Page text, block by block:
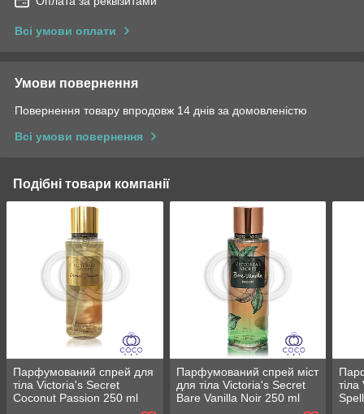
Всі умови оплати
Умови повернення
Повернення товару впродовж 14 днів за домовленістю
Всі умови повернення
Подібні товари компанії
Парфумований спрей для
тіла Victoria's Secret
Coconut Passion 250 ml
Парфумований спрей міст
для тіла Victoria's Secret
Bare Vanilla Noir 250 ml